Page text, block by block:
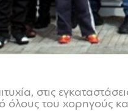
στις
του χορηγούς